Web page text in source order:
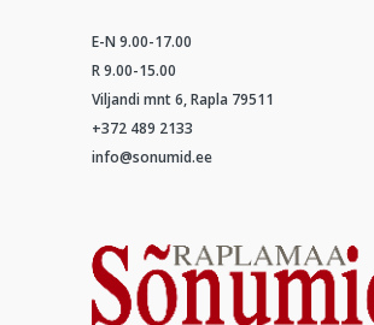
E-N 9.00-17.00
R 9.00-15.00
Viljandi mnt 6, Rapla 79511
+372 489 2133
info@sonumid.ee